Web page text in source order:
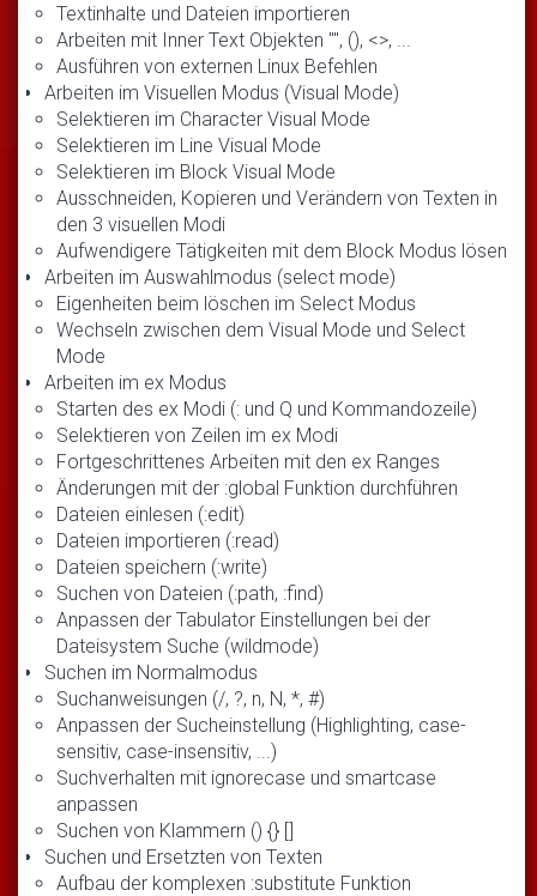
Textinhalte und Dateien importieren
Arbeiten mit Inner Text Objekten "", (), <>, ...
Ausführen von externen Linux Befehlen
Arbeiten im Visuellen Modus (Visual Mode)
Selektieren im Character Visual Mode
Selektieren im Line Visual Mode
Selektieren im Block Visual Mode
Ausschneiden, Kopieren und Verändern von Texten in
den 3 visuellen Modi
Aufwendigere Tätigkeiten mit dem Block Modus lösen
Arbeiten im Auswahlmodus (select mode)
Eigenheiten beim löschen im Select Modus
Wechseln zwischen dem Visual Mode und Select
Mode
Arbeiten im ex Modus
Starten des ex Modi (: und Q und Kommandozeile)
Selektieren von Zeilen im ex Modi
Fortgeschrittenes Arbeiten mit den ex Ranges
Änderungen mit der :global Funktion durchführen
Dateien einlesen (:edit)
Dateien importieren (:read)
Dateien speichern (:write)
Suchen von Dateien (:path, :find)
Anpassen der Tabulator Einstellungen bei der
Dateisystem Suche (wildmode)
Suchen im Normalmodus
Suchanweisungen (/, ?, n, N, *, #)
Anpassen der Sucheinstellung (Highlighting, case-
sensitiv, case-insensitiv, ...)
Suchverhalten mit ignorecase und smartcase
anpassen
Suchen von Klammern () {} []
Suchen und Ersetzten von Texten
Aufbau der komplexen :substitute Funktion